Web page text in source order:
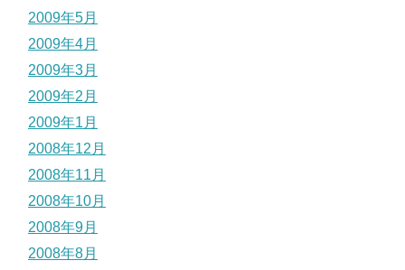
2009年5月
2009年4月
2009年3月
2009年2月
2009年1月
2008年12月
2008年11月
2008年10月
2008年9月
2008年8月